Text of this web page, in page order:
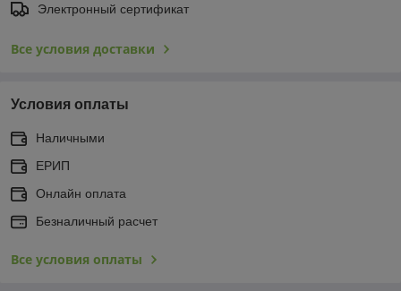
Электронный сертификат
Все условия доставки
Условия оплаты
Наличными
ЕРИП
Онлайн оплата
Безналичный расчет
Все условия оплаты